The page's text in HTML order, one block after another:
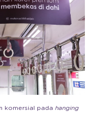
komersial pada hanging